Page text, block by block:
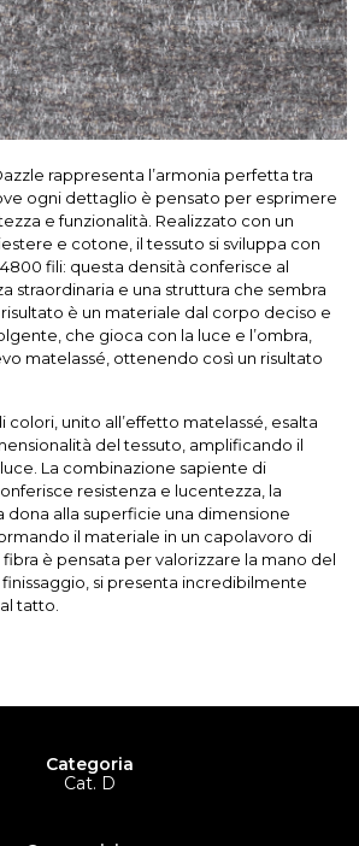
rappresenta l’armonia perfetta tra
ogni dettaglio è pensato per esprimere
e funzionalità. Realizzato con un
e cotone, il tessuto si sviluppa con
fili: questa densità conferisce al
straordinaria e una struttura che sembra
è un materiale dal corpo deciso e
che gioca con la luce e l’ombra,
matelassé, ottenendo così un risultato
colori, unito all’effetto matelassé, esalta
del tessuto, amplificando il
La combinazione sapiente di
resistenza e lucentezza, la
dona alla superficie una dimensione
il materiale in un capolavoro di
è pensata per valorizzare la mano del
si presenta incredibilmente
tatto.
Categoria
Cat. D